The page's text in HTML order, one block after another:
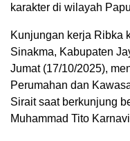
karakter di wilayah
Kunjungan kerja Ribka
Sinakma, Kabupaten
Jumat (17/10/2025),
Perumahan dan
Sirait saat berkunjung
Muhammad Tito